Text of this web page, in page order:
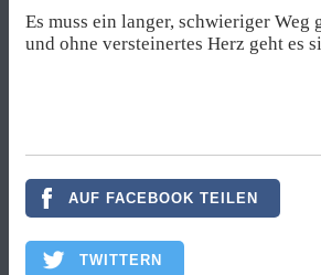
Es muss ein langer, schwieriger Weg
und ohne versteinertes Herz geht es
AUF FACEBOOK TEILEN
TWITTERN